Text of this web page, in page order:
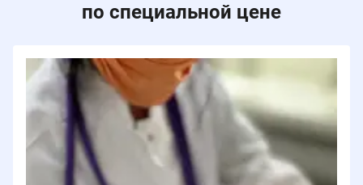
по специальной цене